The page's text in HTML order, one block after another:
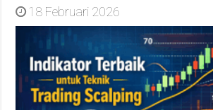
18 Februari 2026